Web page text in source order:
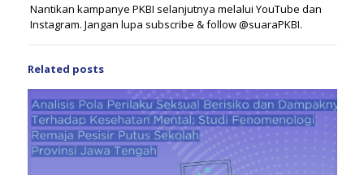
Nantikan kampanye PKBI selanjutnya melalui YouTube dan
Instagram. Jangan lupa subscribe & follow @suaraPKBI.
Related posts